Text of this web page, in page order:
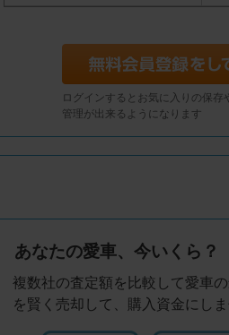
ログインするとお気に入りの保存
管理が出来るようになります
あなたの愛車、今いくら？
複数社の査定額を比較して愛車
を賢く売却して、購入資金にし